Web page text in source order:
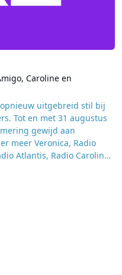
Caroline en
uitgebreid stil bij
Tot en met 31 augustus
gewijd aan
meer Veronica, Radio
Atlantis, Radio Caroline,
van de zeezenders,